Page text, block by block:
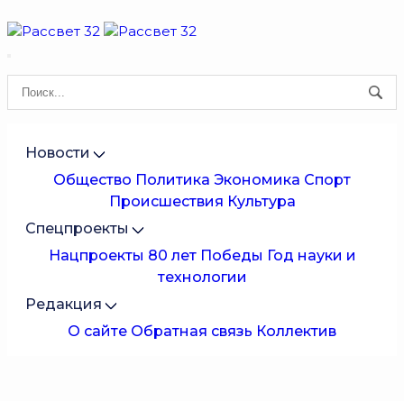
Новости
Общество Политика Экономика Спорт
Происшествия Культура
Спецпроекты
Нацпроекты 80 лет Победы Год науки и
технологии
Редакция
О сайте Обратная связь Коллектив